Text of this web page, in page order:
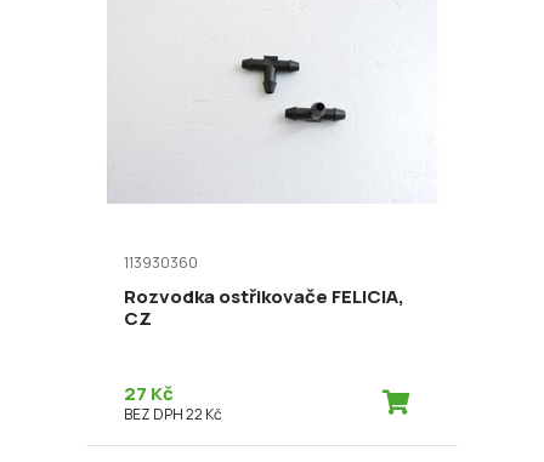
113930360
Rozvodka ostřikovače FELICIA,
CZ
27 Kč
BEZ DPH 22 Kč